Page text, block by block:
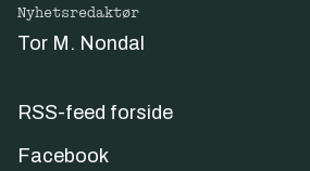
Nyhetsredaktør
Tor M. Nondal
RSS-feed forside
Facebook